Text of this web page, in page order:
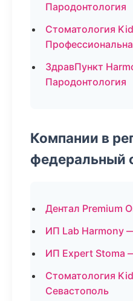
Пародонтология
Стоматология
ЗдравПункт
Пародонтология
Компании в
федеральный
Дентал Premium
ИП Lab Harmony
ИП Expert Stoma
Стоматология
Севастополь